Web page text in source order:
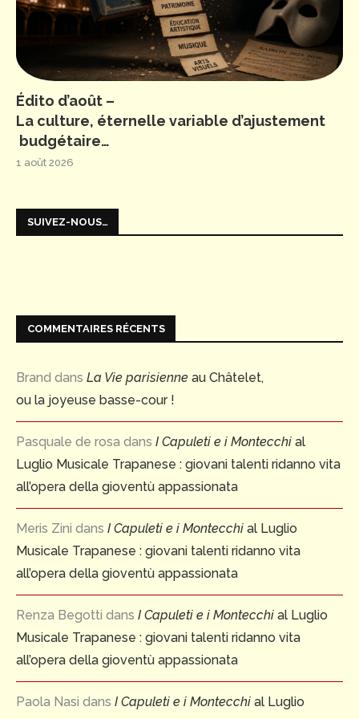
Édito d’août –
La culture, éternelle variable d’ajustement
budgétaire…
1 août 2026
SUIVEZ-NOUS…
COMMENTAIRES RÉCENTS
Brand dans La Vie parisienne au Châtelet,
ou la joyeuse basse-cour !
Pasquale de rosa dans I Capuleti e i Montecchi al
Luglio Musicale Trapanese : giovani talenti ridanno vita
all’opera della gioventù appassionata
Meris Zini dans I Capuleti e i Montecchi al Luglio
Musicale Trapanese : giovani talenti ridanno vita
all’opera della gioventù appassionata
Renza Begotti dans I Capuleti e i Montecchi al Luglio
Musicale Trapanese : giovani talenti ridanno vita
all’opera della gioventù appassionata
Paola Nasi dans I Capuleti e i Montecchi al Luglio